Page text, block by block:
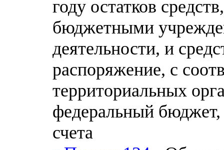
году остатков
бюджетными
деятельности, и
распоряжение, с
территориальных
федеральный бюджет,
счета